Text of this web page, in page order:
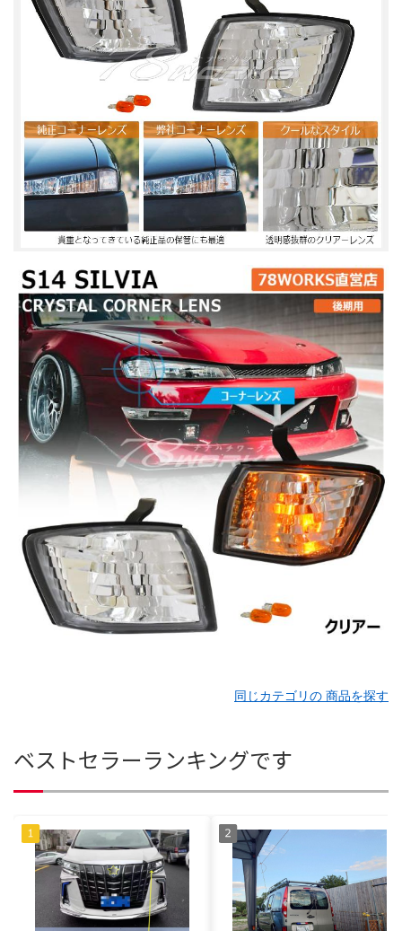
同じカテゴリの 商品を探す
ベストセラーランキングです